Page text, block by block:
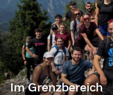
Im Grenzbereich